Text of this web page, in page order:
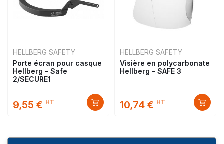
HELLBERG SAFETY
Porte écran pour casque
Hellberg - Safe
2/SECURE1
9,55 € HT
HELLBERG SAFETY
Visière en polycarbonate
Hellberg - SAFE 3
10,74 € HT